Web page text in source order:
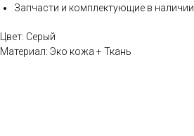
Запчасти и комплектующие в наличии
Цвет: Серый
Материал: Эко кожа + Ткань